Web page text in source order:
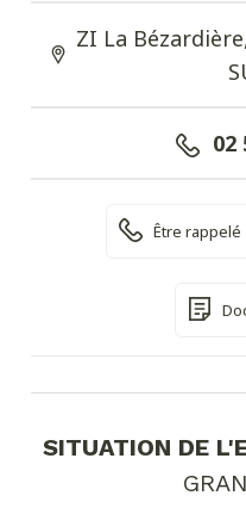
ZI La
02
Être rappelé
SITUATION DE